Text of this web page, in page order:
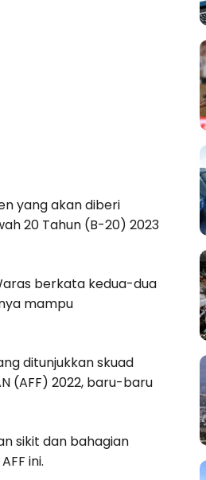
yang akan diberi
20 Tahun (B-20) 2023
berkata kedua-dua
mampu
ditunjukkan skuad
(AFF) 2022, baru-baru
sikit dan bahagian
ini.